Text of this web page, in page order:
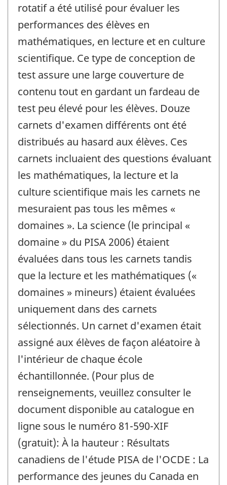
rotatif a été utilisé pour évaluer les
performances des élèves en
mathématiques, en lecture et en culture
scientifique. Ce type de conception de
test assure une large couverture de
contenu tout en gardant un fardeau de
test peu élevé pour les élèves. Douze
carnets d'examen différents ont été
distribués au hasard aux élèves. Ces
carnets incluaient des questions évaluant
les mathématiques, la lecture et la
culture scientifique mais les carnets ne
mesuraient pas tous les mêmes «
domaines ». La science (le principal «
domaine » du PISA 2006) étaient
évaluées dans tous les carnets tandis
que la lecture et les mathématiques («
domaines » mineurs) étaient évaluées
uniquement dans des carnets
sélectionnés. Un carnet d'examen était
assigné aux élèves de façon aléatoire à
l'intérieur de chaque école
échantillonnée. (Pour plus de
renseignements, veuillez consulter le
document disponible au catalogue en
ligne sous le numéro 81-590-XIF
(gratuit): À la hauteur : Résultats
canadiens de l'étude PISA de l'OCDE : La
performance des jeunes du Canada en